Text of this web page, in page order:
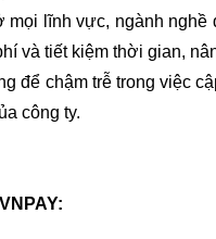
mọi lĩnh vực, ngành
và tiết kiệm thời gian,
để chậm trễ trong việc
công ty.